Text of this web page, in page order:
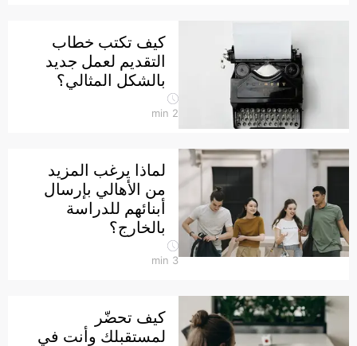
كيف تكتب خطاب
التقديم لعمل جديد
بالشكل المثالي؟
2
min
لماذا يرغب المزيد
من الأهالي بإرسال
أبنائهم للدراسة
بالخارج؟
3
min
كيف تحضّر
لمستقبلك وأنت في